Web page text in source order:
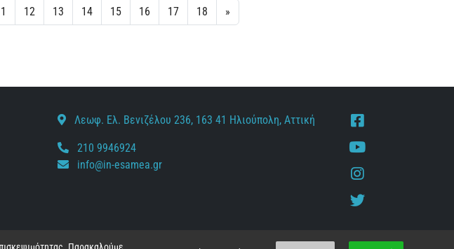
12 13 14 15 16 17 18 »
Λεωφ. Ελ. Βενιζέλου 236, 163 41 Ηλιούπολη, Αττική
210 9946924
info@in-esamea.gr
Youtube
Instagram
Twitter